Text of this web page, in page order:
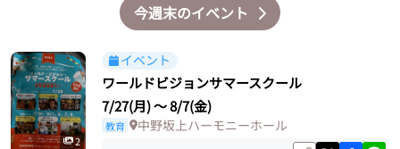
今週末のイベント
2
イベント
ワールドビジョンサマースクール
7/27(月)〜8/7(金)
教育 中野坂上ハーモニーホール